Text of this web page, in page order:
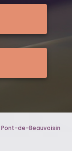
Pont-de-Beauvoisin